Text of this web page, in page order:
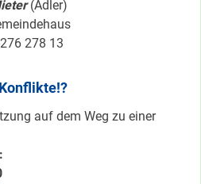
(Adler)
278 13
auf dem Weg zu einer